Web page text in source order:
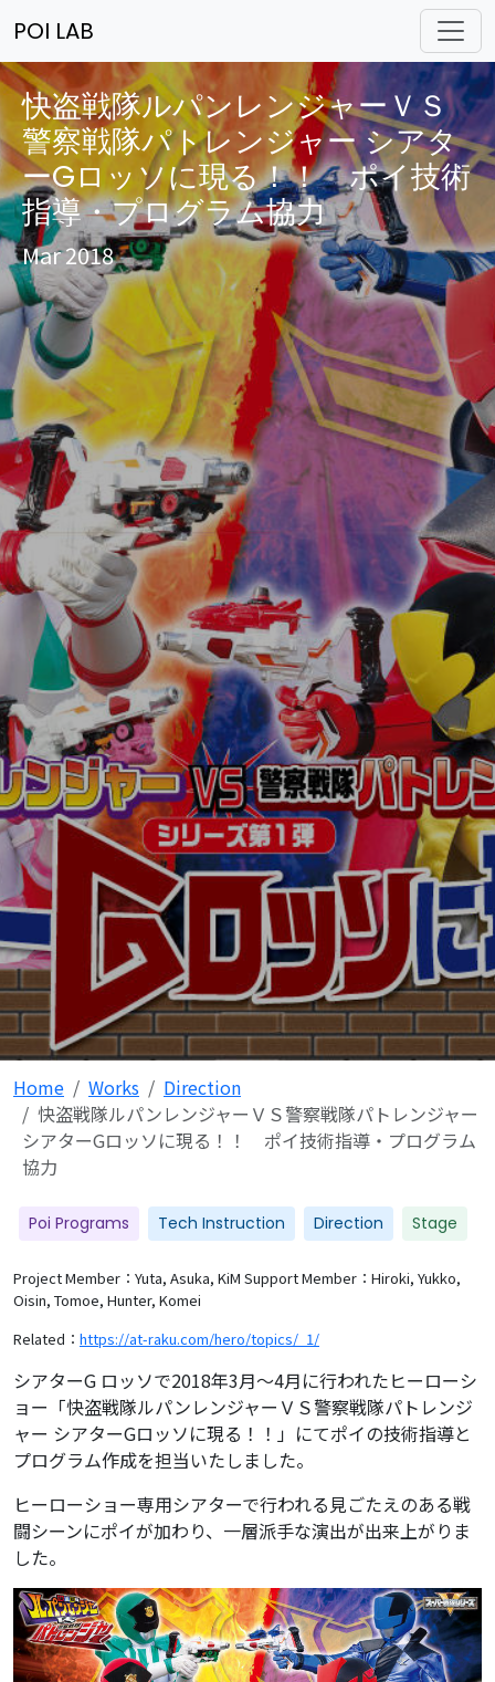
POI LAB
快盗戦隊ルパンレンジャーＶＳ
警察戦隊パトレンジャー シアタ
ーGロッソに現る！！ ポイ技術
指導・プログラム協力
Mar 2018
Home Works
Direction
快盗戦隊ルパンレンジャーＶＳ警察戦隊パトレンジャー
シアターGロッソに現る！！ ポイ技術指導・プログラム
協力
Poi Programs Tech Instruction Direction Stage
Project Member：Yuta, Asuka, KiM Support Member：Hiroki, Yukko,
Oisin, Tomoe, Hunter, Komei
Related： https://at-raku.com/hero/topics/_1/
シアターG ロッソで2018年3月～4月に行われたヒーローシ
ョー「快盗戦隊ルパンレンジャーＶＳ警察戦隊パトレンジ
ャー シアターGロッソに現る！！」にてポイの技術指導と
プログラム作成を担当いたしました。
ヒーローショー専用シアターで行われる見ごたえのある戦
闘シーンにポイが加わり、一層派手な演出が出来上がりま
した。